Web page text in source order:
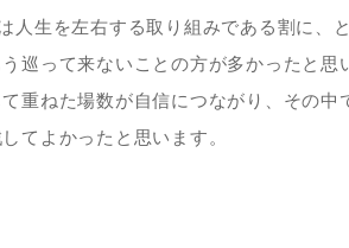
人生を左右する取り組みである割に、
巡って来ないことの方が多かったと思
重ねた場数が自信につながり、その中
てよかったと思います。